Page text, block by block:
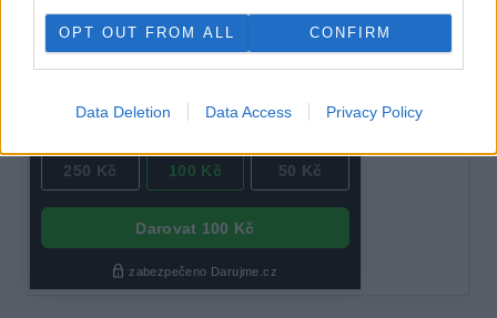
OPT OUT FROM ALL CONFIRM
Data Deletion Data Access Privacy Policy